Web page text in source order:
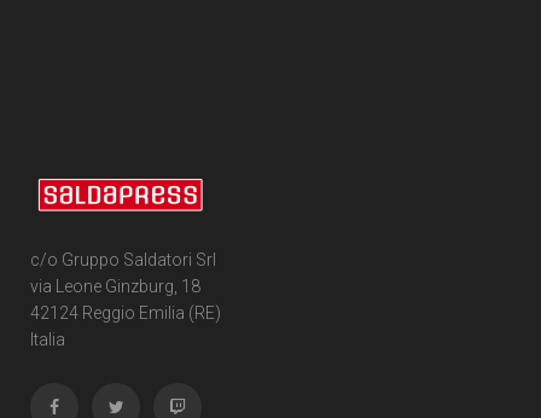
c/o Gruppo Saldatori Srl
via Leone Ginzburg, 18
42124 Reggio Emilia (RE)
Italia